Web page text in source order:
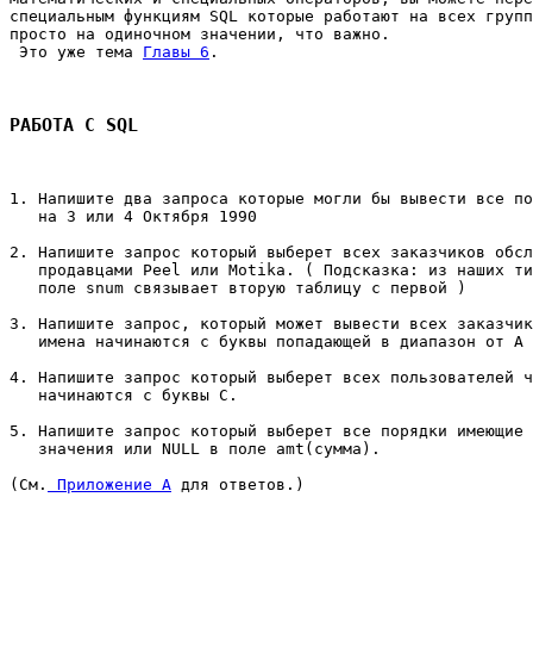
специальным функциям SQL которые работают на всех
просто на одиночном значении, что важно.
Это уже тема Главы 6 .
РАБОТА С SQL
1. Напишите два запроса которые могли бы вывести все
   на 3 или 4 Октября 1990
2. Напишите запрос который выберет всех заказчиков
продавцами Peel или Motika. ( Подсказка: из наших
   поле snum связывает вторую таблицу с первой )
3. Напишите запрос, который может вывести всех
имена начинаются с буквы попадающей в диапазон от
4. Напишите запрос который выберет всех пользователей
   начинаются с буквы C.
5. Напишите запрос который выберет все порядки
   значения или NULL в поле amt(сумма).
(См.
Приложение A для ответов.)